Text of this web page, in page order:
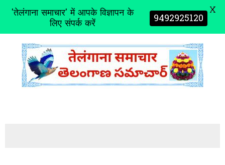
'तेलंगाना समाचार' में आपके विज्ञापन के
लिए संपर्क करें 9492925120 X